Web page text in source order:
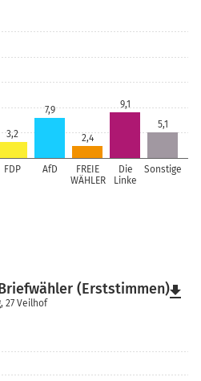
FDP AfD
FREIE
WÄHLER
Die
Linke
Sonstige
3,2
7,9
2,4
9,1
5,1
(Erststimmen)
27 Veilhof
file_download